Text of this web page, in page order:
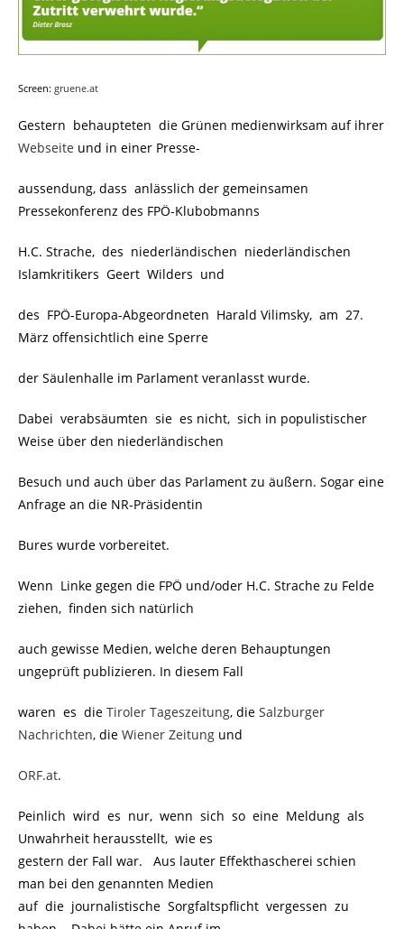
Screen: gruene.at
Gestern behaupteten die Grünen medienwirksam auf ihrer
Webseite und in einer Presse-
aussendung, dass anlässlich der gemeinsamen
Pressekonferenz des FPÖ-Klubobmanns
H.C. Strache, des niederländischen niederländischen
Islamkritikers Geert Wilders und
des FPÖ-Europa-Abgeordneten Harald Vilimsky, am 27.
März offensichtlich eine Sperre
der Säulenhalle im Parlament veranlasst wurde.
Dabei verabsäumten sie es nicht, sich in populistischer
Weise über den niederländischen
Besuch und auch über das Parlament zu äußern. Sogar eine
Anfrage an die NR-Präsidentin
Bures wurde vorbereitet.
Wenn Linke gegen die FPÖ und/oder H.C. Strache zu Felde
ziehen, finden sich natürlich
auch gewisse Medien, welche deren Behauptungen
ungeprüft publizieren. In diesem Fall
waren es die Tiroler Tageszeitung, die Salzburger
Nachrichten, die Wiener Zeitung und
ORF.at.
Peinlich wird es nur, wenn sich so eine Meldung als
Unwahrheit herausstellt, wie es
gestern der Fall war. Aus lauter Effekthascherei schien
man bei den genannten Medien
auf die journalistische Sorgfaltspflicht vergessen zu